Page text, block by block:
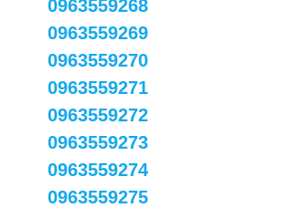
0963559268
0963559269
0963559270
0963559271
0963559272
0963559273
0963559274
0963559275